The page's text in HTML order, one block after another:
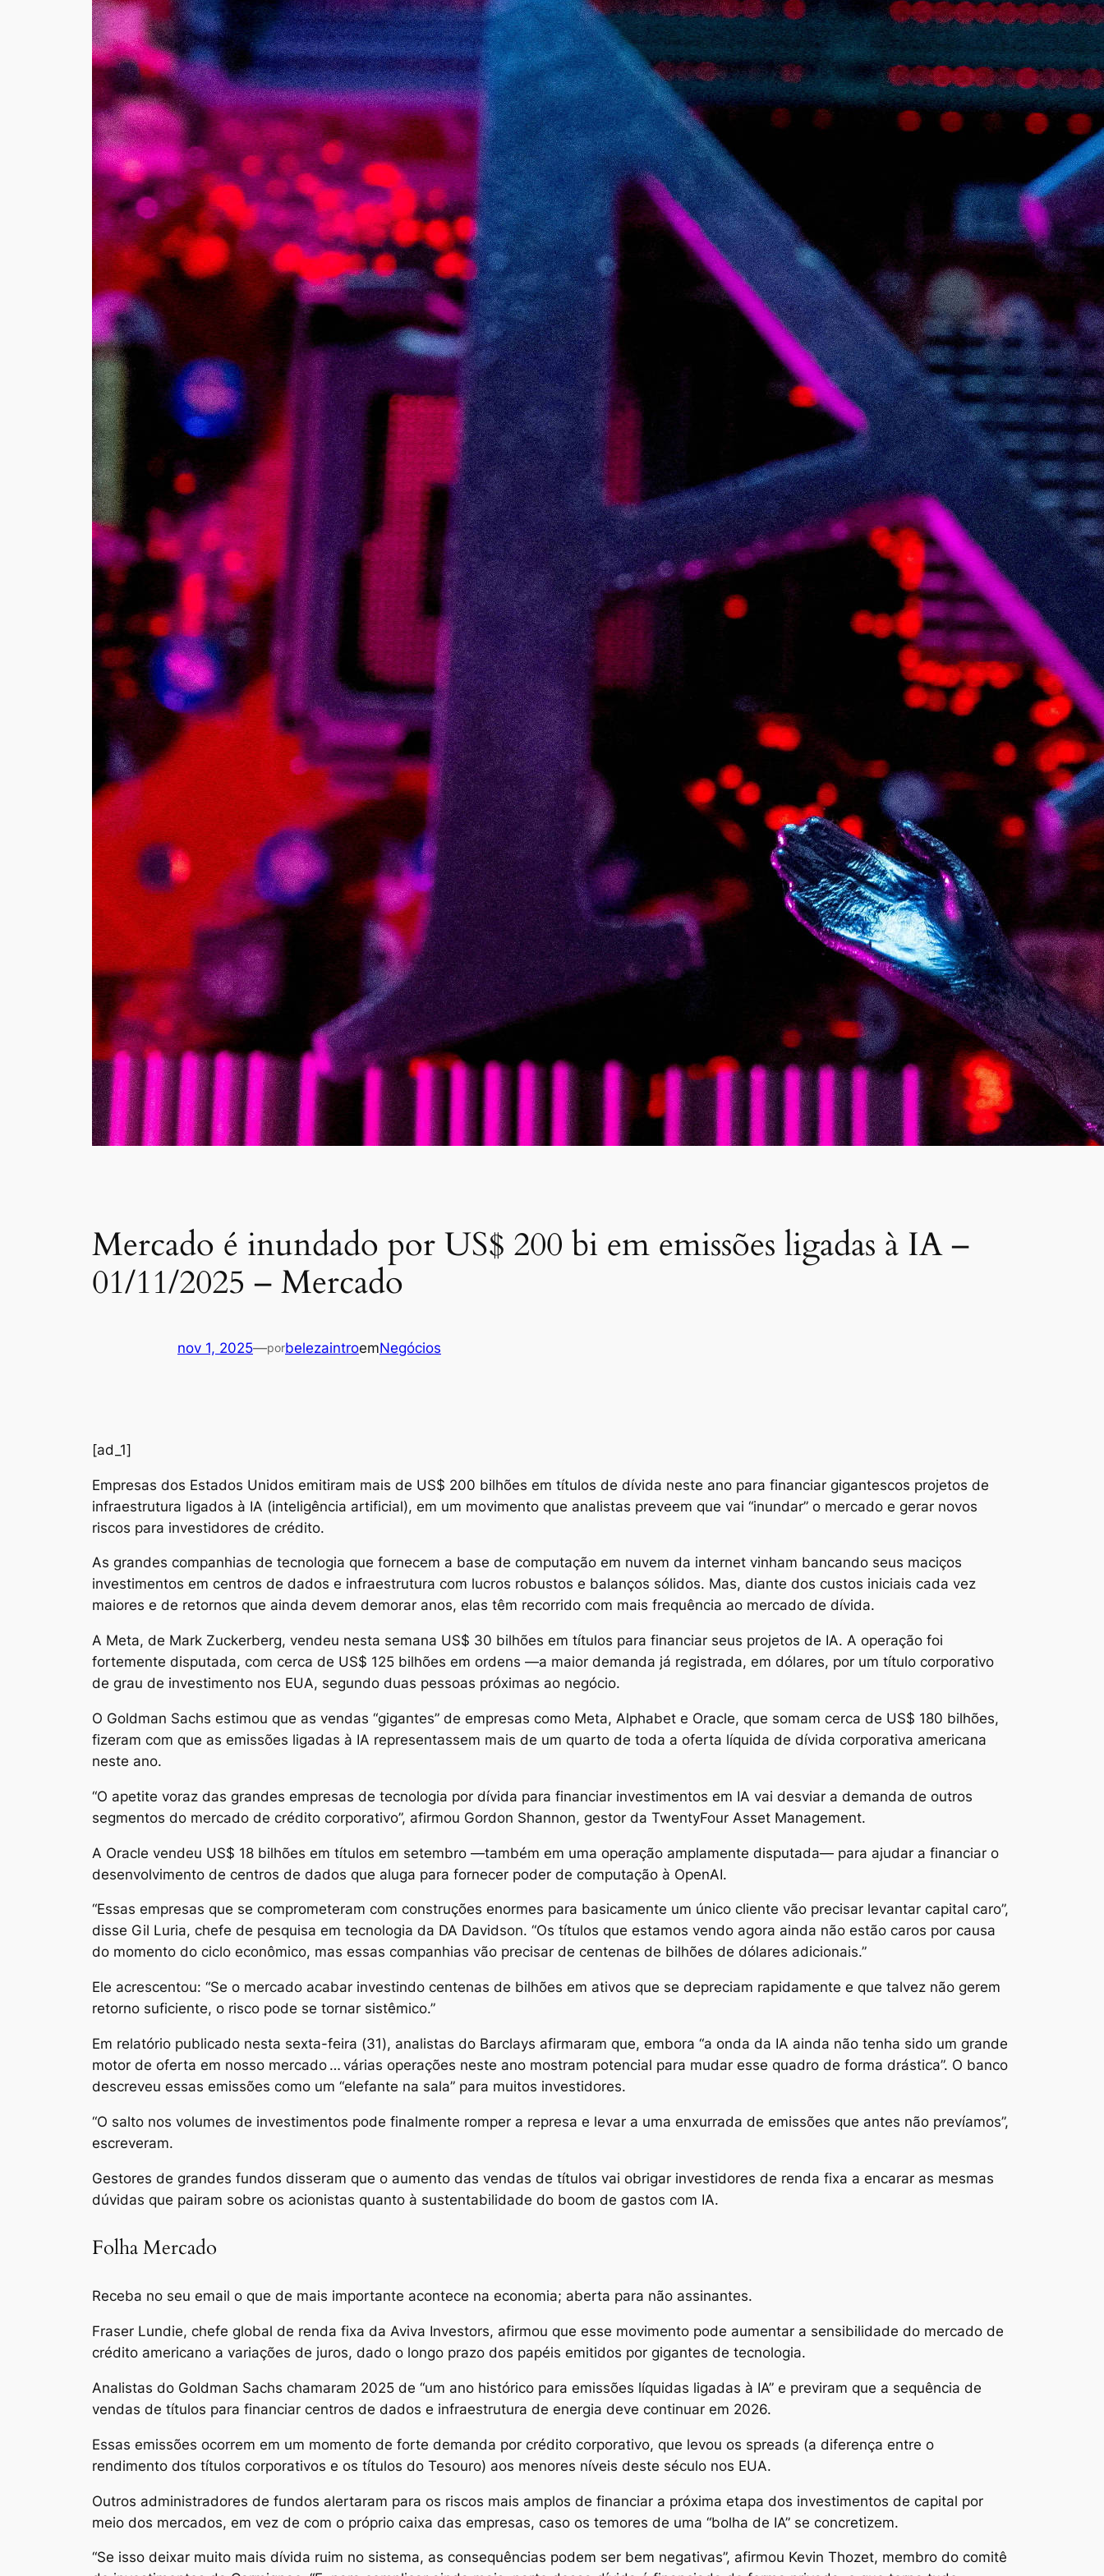
Mercado é inundado por US$ 200 bi em emissões ligadas à IA –
01/11/2025 – Mercado
nov 1, 2025—porbelezaintroemNegócios
[ad_1]
Empresas dos Estados Unidos emitiram mais de US$ 200 bilhões em títulos de dívida neste ano para financiar gigantescos projetos de
infraestrutura ligados à IA (inteligência artificial), em um movimento que analistas preveem que vai “inundar” o mercado e gerar novos
riscos para investidores de crédito.
As grandes companhias de tecnologia que fornecem a base de computação em nuvem da internet vinham bancando seus maciços
investimentos em centros de dados e infraestrutura com lucros robustos e balanços sólidos. Mas, diante dos custos iniciais cada vez
maiores e de retornos que ainda devem demorar anos, elas têm recorrido com mais frequência ao mercado de dívida.
A Meta, de Mark Zuckerberg, vendeu nesta semana US$ 30 bilhões em títulos para financiar seus projetos de IA. A operação foi
fortemente disputada, com cerca de US$ 125 bilhões em ordens —a maior demanda já registrada, em dólares, por um título corporativo
de grau de investimento nos EUA, segundo duas pessoas próximas ao negócio.
O Goldman Sachs estimou que as vendas “gigantes” de empresas como Meta, Alphabet e Oracle, que somam cerca de US$ 180 bilhões,
fizeram com que as emissões ligadas à IA representassem mais de um quarto de toda a oferta líquida de dívida corporativa americana
neste ano.
“O apetite voraz das grandes empresas de tecnologia por dívida para financiar investimentos em IA vai desviar a demanda de outros
segmentos do mercado de crédito corporativo”, afirmou Gordon Shannon, gestor da TwentyFour Asset Management.
A Oracle vendeu US$ 18 bilhões em títulos em setembro —também em uma operação amplamente disputada— para ajudar a financiar o
desenvolvimento de centros de dados que aluga para fornecer poder de computação à OpenAI.
“Essas empresas que se comprometeram com construções enormes para basicamente um único cliente vão precisar levantar capital caro”,
disse Gil Luria, chefe de pesquisa em tecnologia da DA Davidson. “Os títulos que estamos vendo agora ainda não estão caros por causa
do momento do ciclo econômico, mas essas companhias vão precisar de centenas de bilhões de dólares adicionais.”
Ele acrescentou: “Se o mercado acabar investindo centenas de bilhões em ativos que se depreciam rapidamente e que talvez não gerem
retorno suficiente, o risco pode se tornar sistêmico.”
Em relatório publicado nesta sexta-feira (31), analistas do Barclays afirmaram que, embora “a onda da IA ainda não tenha sido um grande
motor de oferta em nosso mercado … várias operações neste ano mostram potencial para mudar esse quadro de forma drástica”. O banco
descreveu essas emissões como um “elefante na sala” para muitos investidores.
“O salto nos volumes de investimentos pode finalmente romper a represa e levar a uma enxurrada de emissões que antes não prevíamos”,
escreveram.
Gestores de grandes fundos disseram que o aumento das vendas de títulos vai obrigar investidores de renda fixa a encarar as mesmas
dúvidas que pairam sobre os acionistas quanto à sustentabilidade do boom de gastos com IA.
Folha Mercado
Receba no seu email o que de mais importante acontece na economia; aberta para não assinantes.
Fraser Lundie, chefe global de renda fixa da Aviva Investors, afirmou que esse movimento pode aumentar a sensibilidade do mercado de
crédito americano a variações de juros, dado o longo prazo dos papéis emitidos por gigantes de tecnologia.
Analistas do Goldman Sachs chamaram 2025 de “um ano histórico para emissões líquidas ligadas à IA” e previram que a sequência de
vendas de títulos para financiar centros de dados e infraestrutura de energia deve continuar em 2026.
Essas emissões ocorrem em um momento de forte demanda por crédito corporativo, que levou os spreads (a diferença entre o
rendimento dos títulos corporativos e os títulos do Tesouro) aos menores níveis deste século nos EUA.
Outros administradores de fundos alertaram para os riscos mais amplos de financiar a próxima etapa dos investimentos de capital por
meio dos mercados, em vez de com o próprio caixa das empresas, caso os temores de uma “bolha de IA” se concretizem.
“Se isso deixar muito mais dívida ruim no sistema, as consequências podem ser bem negativas”, afirmou Kevin Thozet, membro do comitê